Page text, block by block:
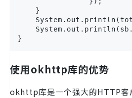
    }
}
使用okhttp库的优势
okhttp库是一个强大的HTTP客